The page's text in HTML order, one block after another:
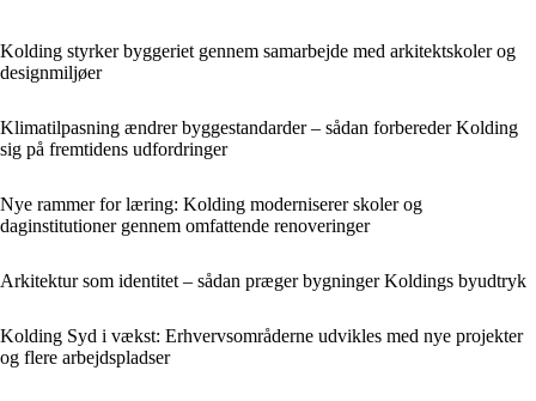
Kolding styrker byggeriet gennem samarbejde med arkitektskoler og
designmiljøer
Klimatilpasning ændrer byggestandarder – sådan forbereder Kolding
sig på fremtidens udfordringer
Nye rammer for læring: Kolding moderniserer skoler og
daginstitutioner gennem omfattende renoveringer
Arkitektur som identitet – sådan præger bygninger Koldings byudtryk
Kolding Syd i vækst: Erhvervsområderne udvikles med nye projekter
og flere arbejdspladser